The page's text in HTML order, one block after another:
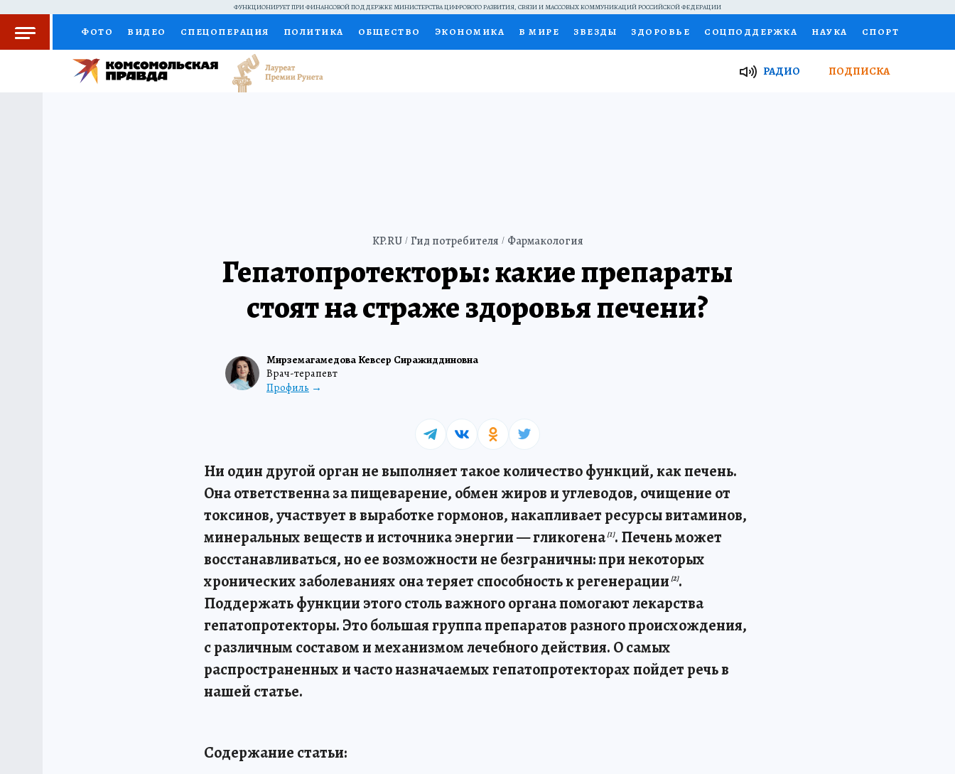
ФУНКЦИОНИРУЕТ ПРИ ФИНАНСОВОЙ ПОДДЕРЖКЕ МИНИСТЕРСТВА ЦИФРОВОГО РАЗВИТИЯ, СВЯЗИ И МАССОВЫХ КОММУНИКАЦИЙ РОССИЙСКОЙ ФЕДЕРАЦИИ
ФОТО ВИДЕО СПЕЦОПЕРАЦИЯ ПОЛИТИКА ОБЩЕСТВО ЭКОНОМИКА В МИРЕ ЗВЕЗДЫ ЗДОРОВЬЕ СОЦПОДДЕРЖКА НАУКА СПОРТ
КОЛУМНИСТЫ ПРОИСШЕСТВИЯ НАЦИОНАЛЬНЫЕ ПРОЕКТЫ РОССИИ Я ЗНАЮ СЕМЬЯ
РАДИО ПОДПИСКА
KP.RU Гид потребителя Фармакология
Мирземагамедова Кевсер Сиражиддиновна
Врач-терапевт
Профиль
Гепатопротекторы: какие препараты
стоят на страже здоровья печени?
Ни один другой орган не выполняет такое количество функций, как печень.
Она ответственна за пищеварение, обмен жиров и углеводов, очищение от
токсинов, участвует в выработке гормонов, накапливает ресурсы витаминов,
минеральных веществ и источника энергии — гликогена [1]. Печень может
восстанавливаться, но ее возможности не безграничны: при некоторых
хронических заболеваниях она теряет способность к регенерации [2].
Поддержать функции этого столь важного органа помогают лекарства
гепатопротекторы. Это большая группа препаратов разного происхождения,
с различным составом и механизмом лечебного действия. О самых
распространенных и часто назначаемых гепатопротекторах пойдет речь в
нашей статье.
Содержание статьи: